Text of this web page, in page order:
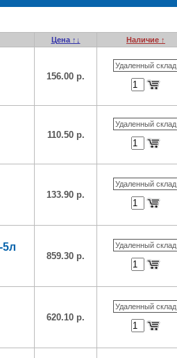
Цена ↑↓ Наличие ↑
156.00 р.
Удаленный склад
110.50 р.
Удаленный склад
133.90 р.
Удаленный склад
5л
859.30 р.
Удаленный склад
620.10 р.
Удаленный склад